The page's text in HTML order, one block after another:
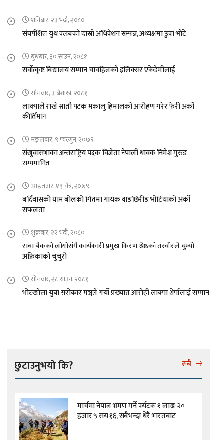
शनिबार, २३ भदौ, २०८०
संघर्षशिल युथ क्लबको दास्रो अधिवेशन सम्पन्न, अध्यक्षमा डुबा भोटे
बुधबार, ३० साउन, २०८१
सर्वोत्कृष्ट बिद्यालय सम्मान चावहिलको इलिक्सर एकेडेमीलाई
सोमवार, ३ बैशाख, २०८१
लाक्पाले राखे सातौ पटक मकालु हिमालको आरोहण गरेर फेरी अर्को
कीर्तिमान
मङ्लबार, ९ फाल्गुन, २०७९
संखुवासभाका अन्तराष्ट्रिय पदक विजेता नेपाली धावक निमेश गुरुङ
सम्ममानित
आइतवार, १९ चैत्र, २०७९
बर्दिवासको घाम बोलको गितमा गायक वाङछिरीङ भोटियाको अर्को
सफलता
शुक्रबार, २२ भदौ, २०८०
राबा बैकको लोगोसंगै कार्यकारी प्रमुख किरण श्रेष्ठको तस्वीरले चुम्यो
अफ्रिकाको चुचुरो
सोमवार, २८ साउन, २०८१
भोटखोला युवा सरोकार मञ्चले गर्यो प्रख्यात आरोही लाक्पा शेर्पालाई सम्मान
छुटाउनुभयो कि? सबै
मार्चमा नेपाल भ्रमण गर्ने पर्यटक १ लाख २०
हजार ५ सय १६, सबैभन्दा धेरै भारतबाट